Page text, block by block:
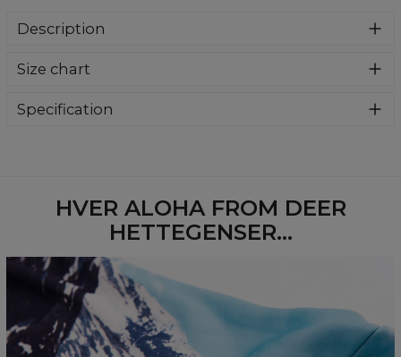
Description
bawełny i poliestru z wysokiej jakości nadrukiem z przodu i
długie rękawy. Trwałe, wzmocnione szwy są kolorowe, aby
Size chart
Specification
HVER ALOHA FROM DEER
HETTEGENSER...